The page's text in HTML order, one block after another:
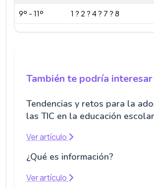
9º - 11º 1 ? 2 ? 4 ? 7 ? 8
También te podría interesar
Tendencias y retos para la
las TIC en la educación escolar
Ver artículo
¿Qué es información?
Ver artículo